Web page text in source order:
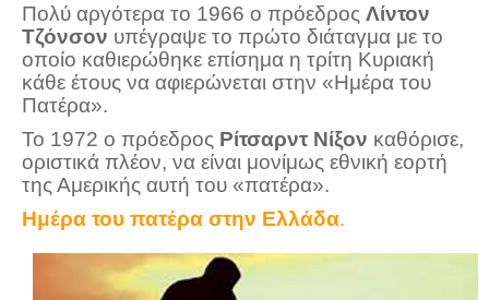
Πολύ αργότερα το 1966 ο πρόεδρος Λίντον
Τζόνσον υπέγραψε το πρώτο διάταγμα με το
οποίο καθιερώθηκε επίσημα η τρίτη Κυριακή
κάθε έτους να αφιερώνεται στην «Ημέρα του
Πατέρα».
Το 1972 ο πρόεδρος Ρίτσαρντ Νίξον καθόρισε,
οριστικά πλέον, να είναι μονίμως εθνική εορτή
της Αμερικής αυτή του «πατέρα».
Ημέρα του πατέρα στην Ελλάδα.